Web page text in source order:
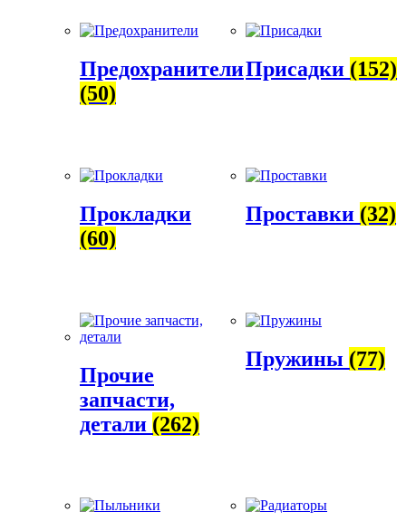
Предохранители
(50)
Присадки (152)
Прокладки
(60)
Проставки (32)
Прочие
запчасти,
детали (262)
Пружины (77)